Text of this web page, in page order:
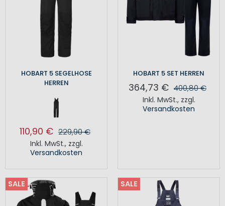
HOBART 5 SEGELHOSE
HERREN
110,90 € 229,90 €
Inkl. MwSt., zzgl.
Versandkosten
HOBART 5 SET HERREN
364,73 € 400,80 €
Inkl. MwSt., zzgl.
Versandkosten
SALE SALE